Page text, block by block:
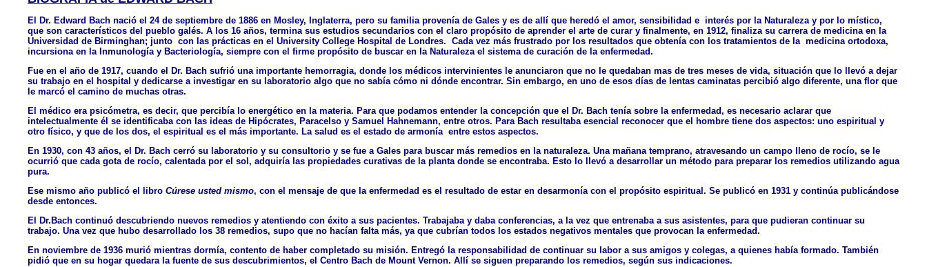
El Dr. Edward Bach nació el 24 de septiembre de 1886 en Mosley, Inglaterra, pero su familia provenía de Gales y es de allí que heredó el amor, sensibilidad e interés por la Naturaleza y por lo místico,
que son característicos del pueblo galés. A los 16 años, termina sus estudios secundarios con el claro propósito de aprender el arte de curar y finalmente, en 1912, finaliza su carrera de medicina en la
Universidad de Birminghan; junto con las prácticas en el University College Hospital de Londres. Cada vez más frustrado por los resultados que obtenía con los tratamientos de la medicina ortodoxa,
incursiona en la Inmunología y Bacteriología, siempre con el firme propósito de buscar en la Naturaleza el sistema de curación de la enfermedad.
Fue en el año de 1917, cuando el Dr. Bach sufrió una importante hemorragia, donde los médicos intervinientes le anunciaron que no le quedaban mas de tres meses de vida, situación que lo llevó a dejar
su trabajo en el hospital y dedicarse a investigar en su laboratorio algo que no sabía cómo ni dónde encontrar. Sin embargo, en uno de esos días de lentas caminatas percibió algo diferente, una flor que
le marcó el camino de muchas otras.
El médico era psicómetra, es decir, que percibía lo energético en la materia. Para que podamos entender la concepción que el Dr. Bach tenía sobre la enfermedad, es necesario aclarar que
intelectualmente él se identificaba con las ideas de Hipócrates, Paracelso y Samuel Hahnemann, entre otros. Para Bach resultaba esencial reconocer que el hombre tiene dos aspectos: uno espiritual y
otro físico, y que de los dos, el espiritual es el más importante. La salud es el estado de armonía entre estos aspectos.
En 1930, con 43 años, el Dr. Bach cerró su laboratorio y su consultorio y se fue a Gales para buscar más remedios en la naturaleza. Una mañana temprano, atravesando un campo lleno de rocío, se le
ocurrió que cada gota de rocío, calentada por el sol, adquiría las propiedades curativas de la planta donde se encontraba. Esto lo llevó a desarrollar un método para preparar los remedios utilizando agua
pura.
Ese mismo año publicó el libro Cúrese usted mismo, con el mensaje de que la enfermedad es el resultado de estar en desarmonía con el propósito espiritual. Se publicó en 1931 y continúa publicándose
desde entonces.
El Dr.Bach continuó descubriendo nuevos remedios y atentiendo con éxito a sus pacientes. Trabajaba y daba conferencias, a la vez que entrenaba a sus asistentes, para que pudieran continuar su
trabajo. Una vez que hubo desarrollado los 38 remedios, supo que no hacían falta más, ya que cubrían todos los estados negativos mentales que provocan la enfermedad.
En noviembre de 1936 murió mientras dormía, contento de haber completado su misión. Entregó la responsabilidad de continuar su labor a sus amigos y colegas, a quienes había formado. También
pidió que en su hogar quedara la fuente de sus descubrimientos, el Centro Bach de Mount Vernon. Allí se siguen preparando los remedios, según sus indicaciones.